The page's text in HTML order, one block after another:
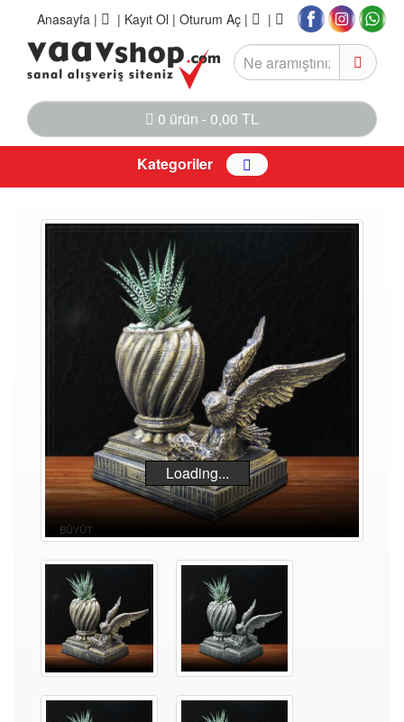
Anasayfa | | Kayıt Ol | Oturum Aç | |
0 ürün - 0,00 TL
Kategoriler
Loading...
BÜYÜT